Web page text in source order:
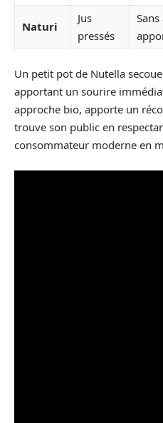
Naturi
Jus
pressés
Un petit pot de Nutella
apportant un sourire
approche bio, apporte un
trouve son public en
consommateur moderne en